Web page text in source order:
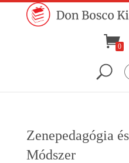
0
Zenepedagógia
Módszer